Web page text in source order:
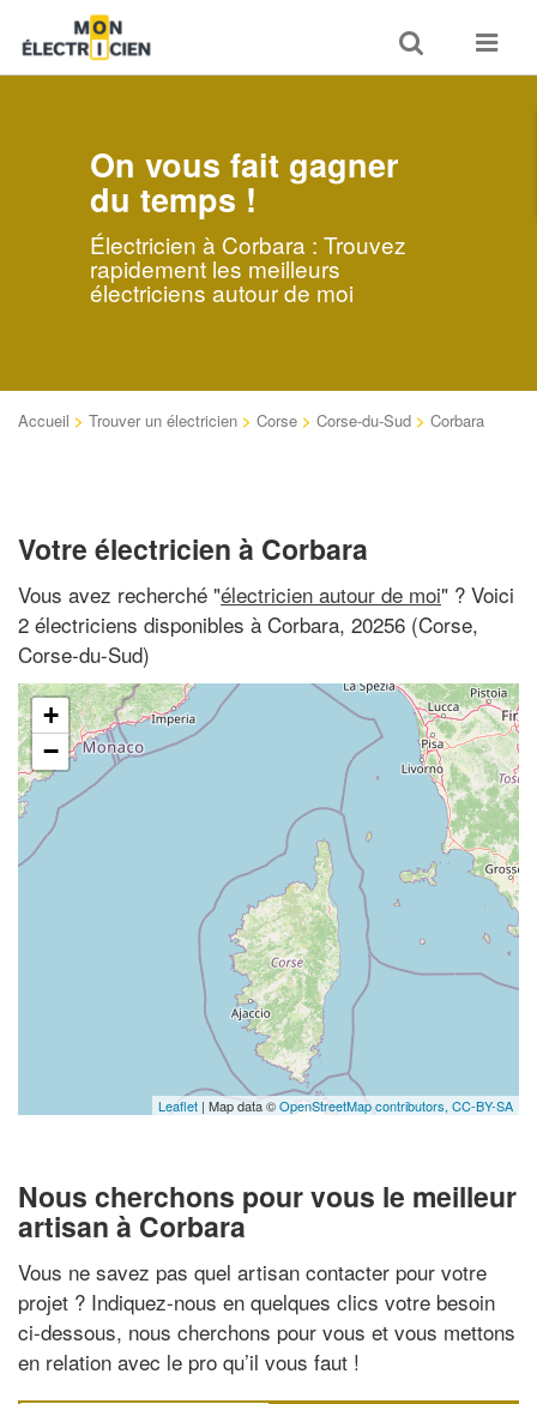
Toggle
search
Toggle
On vous fait gagner
du temps !
Électricien à Corbara : Trouvez
rapidement les meilleurs
électriciens autour de moi
Accueil > Trouver un électricien > Corse > Corse-du-Sud > Corbara
Votre électricien à Corbara
Vous avez recherché "électricien autour de moi" ? Voici
2 électriciens disponibles à Corbara, 20256 (Corse,
Corse-du-Sud)
+
−
Leaflet | Map data ©OpenStreetMap contributors, CC-BY-SA
Nous cherchons pour vous le meilleur
artisan à Corbara
Vous ne savez pas quel artisan contacter pour votre
projet ? Indiquez-nous en quelques clics votre besoin
ci-dessous, nous cherchons pour vous et vous mettons
en relation avec le pro qu’il vous faut !